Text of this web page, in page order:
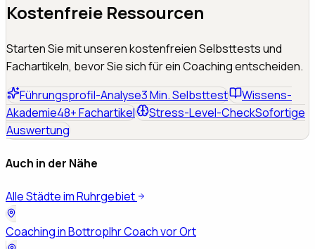
Kostenfreie Ressourcen
Starten Sie mit unseren kostenfreien Selbsttests und
Fachartikeln, bevor Sie sich für ein Coaching entscheiden.
Führungsprofil-Analyse3 Min. Selbsttest
Wissens-
Akademie48+ Fachartikel Stress-Level-CheckSofortige
Auswertung
Auch in der Nähe
Alle Städte im Ruhrgebiet
Coaching inBottropIhr Coach vor Ort